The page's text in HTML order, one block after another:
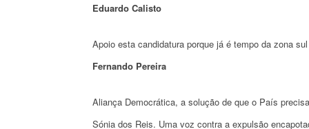
Eduardo Calisto
Apoio esta candidatura porque já é tempo da zona
Fernando Pereira
Aliança Democrática, a solução de que o País
Sónia dos Reis. Uma voz contra a expulsão